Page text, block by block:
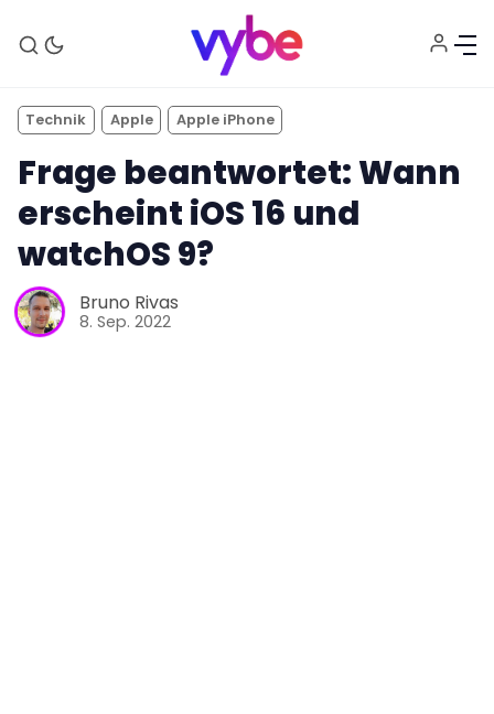
Technik Apple Apple iPhone
Frage beantwortet: Wann
erscheint iOS 16 und
watchOS 9?
Bruno Rivas
8. Sep. 2022